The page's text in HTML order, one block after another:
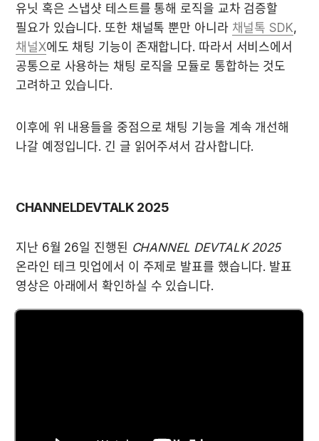
유닛 혹은 스냅샷 테스트를 통해 로직을 교차 검증할
필요가 있습니다. 또한 채널톡 뿐만 아니라 채널톡 SDK
채널X에도 채팅 기능이 존재합니다. 따라서 서비스에서
공통으로 사용하는 채팅 로직을 모듈로 통합하는 것도
고려하고 있습니다.
이후에 위 내용들을 중점으로 채팅 기능을 계속 개선해
나갈 예정입니다. 긴 글 읽어주셔서 감사합니다.
CHANNELDEVTALK 2025
지난 6월 26일 진행된 CHANNEL DEVTALK 2025
온라인 테크 밋업에서 이 주제로 발표를 했습니다. 발표
영상은 아래에서 확인하실 수 있습니다.